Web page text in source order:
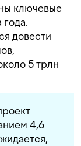
ключевые
года.
довести
5 трлн
4,6